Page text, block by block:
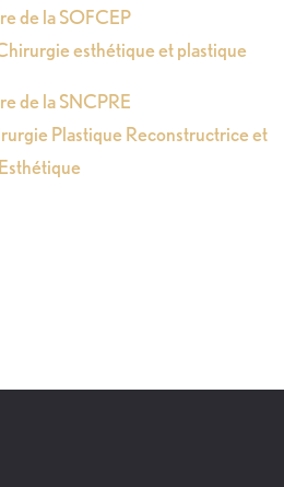
de la SOFCEP
esthétique et plastique
de la SNCPRE
Plastique Reconstructrice et
Esthétique